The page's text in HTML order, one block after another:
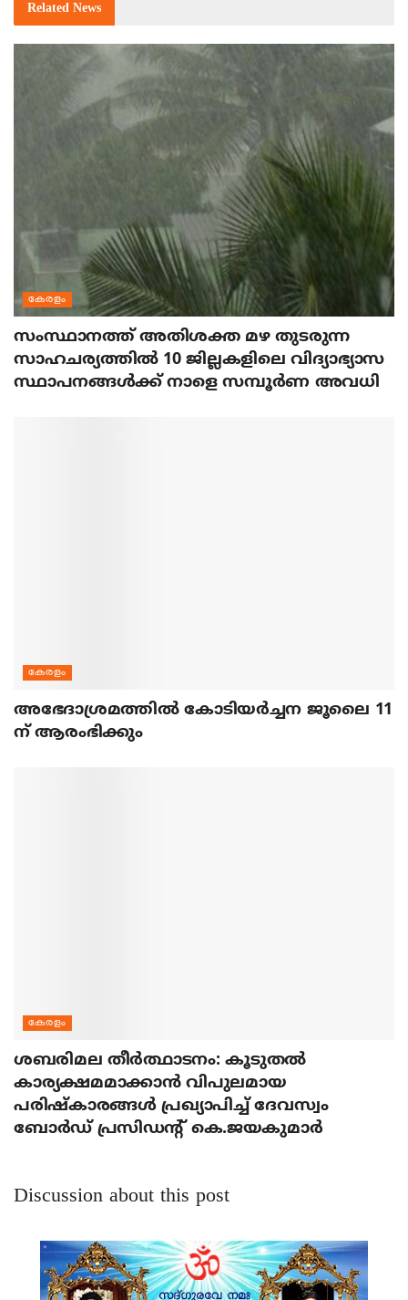
Related News
കേരളം
സംസ്ഥാനത്ത് അതിശക്ത മഴ തുടരുന്ന
സാഹചര്യത്തിൽ 10 ജില്ലകളിലെ വിദ്യാഭ്യാസ
സ്ഥാപനങ്ങൾക്ക് നാളെ സമ്പൂർണ അവധി
കേരളം
അഭേദാശ്രമത്തില്‍ കോടിയര്‍ച്ചന ജൂലൈ 11
ന് ആരംഭിക്കും
കേരളം
ശബരിമല തീര്‍ത്ഥാടനം: കൂടുതല്‍
കാര്യക്ഷമമാക്കാന്‍ വിപുലമായ
പരിഷ്‌കാരങ്ങള്‍ പ്രഖ്യാപിച്ച് ദേവസ്വം
ബോര്‍ഡ് പ്രസിഡന്റ് കെ.ജയകുമാര്‍
Discussion about this post